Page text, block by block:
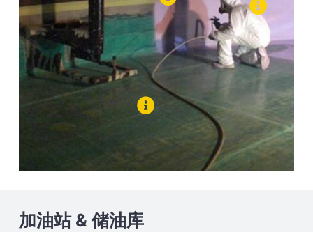
加油站 & 储油库